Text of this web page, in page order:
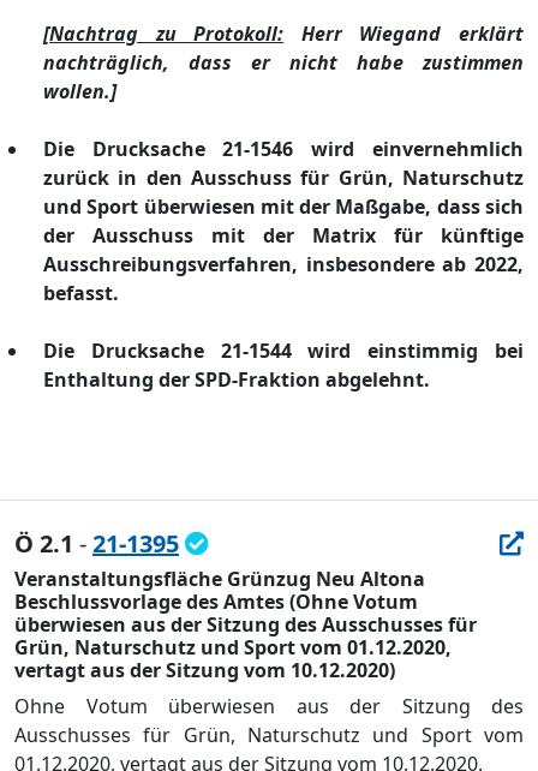
[Nachtrag zu Protokoll: Herr Wiegand erklärt
nachträglich, dass er nicht habezustimmen
wollen.]
Die Drucksache 21-1546 wird einvernehmlich
zurück in den Ausschuss für Grün, Naturschutz
und Sport überwiesen mit der Maßgabe, dass sich
der Ausschuss mit der Matrix für künftige
Ausschreibungsverfahren, insbesondere ab 2022,
befasst.
Die Drucksache 21-1544 wird einstimmig bei
Enthaltung der SPD-Fraktion abgelehnt.
Ö 2.1 -21-1395
Veranstaltungsfläche Grünzug Neu Altona
Beschlussvorlage des Amtes (Ohne Votum
überwiesen aus der Sitzung des Ausschusses für
Grün, Naturschutz und Sport vom 01.12.2020,
vertagt aus der Sitzung vom 10.12.2020)
Ohne Votum überwiesen aus der Sitzung des
Ausschusses für Grün, Naturschutz und Sport vom
01.12.2020, vertagt aus der Sitzung vom 10.12.2020.